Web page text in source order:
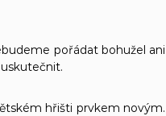
pořádat bohužel ani
hřišti prvkem novým.